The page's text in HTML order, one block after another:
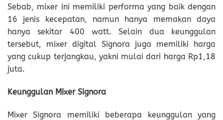
Sebab, mixer ini memiliki performa yang baik dengan
16 jenis kecepatan, namun hanya memakan daya
hanya sekitar 400 watt. Selain dua keunggulan
tersebut, mixer digital Signora juga memiliki harga
yang cukup terjangkau, yakni mulai dari harga Rp1,18
juta.
Keunggulan Mixer Signora
Mixer Signora memiliki beberapa keunggulan yang